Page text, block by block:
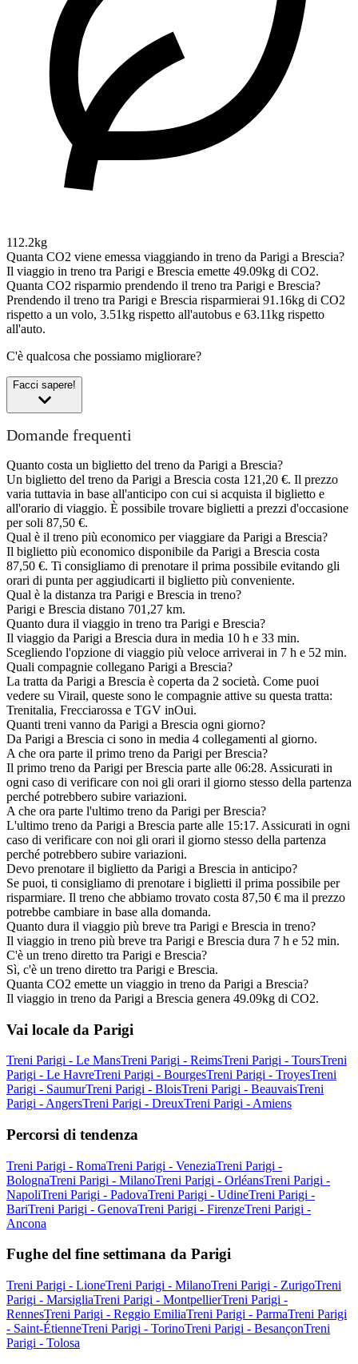
112.2kg
Quanta CO2 viene emessa viaggiando in treno da Parigi a Brescia?
Il viaggio in treno tra Parigi e Brescia emette 49.09kg di CO2.
Quanta CO2 risparmio prendendo il treno tra Parigi e Brescia?
Prendendo il treno tra Parigi e Brescia risparmierai 91.16kg di CO2
rispetto a un volo, 3.51kg rispetto all'autobus e 63.11kg rispetto
all'auto.
C'è qualcosa che possiamo migliorare?
Facci sapere!
Domande frequenti
Quanto costa un biglietto del treno da Parigi a Brescia?
Un biglietto del treno da Parigi a Brescia costa 121,20 €. Il prezzo
varia tuttavia in base all'anticipo con cui si acquista il biglietto e
all'orario di viaggio. È possibile trovare biglietti a prezzi d'occasione
per soli 87,50 €.
Qual è il treno più economico per viaggiare da Parigi a Brescia?
Il biglietto più economico disponibile da Parigi a Brescia costa
87,50 €. Ti consigliamo di prenotare il prima possibile evitando gli
orari di punta per aggiudicarti il biglietto più conveniente.
Qual è la distanza tra Parigi e Brescia in treno?
Parigi e Brescia distano 701,27 km.
Quanto dura il viaggio in treno tra Parigi e Brescia?
Il viaggio da Parigi a Brescia dura in media 10 h e 33 min.
Scegliendo l'opzione di viaggio più veloce arriverai in 7 h e 52 min.
Quali compagnie collegano Parigi a Brescia?
La tratta da Parigi a Brescia è coperta da 2 società. Come puoi
vedere su Virail, queste sono le compagnie attive su questa tratta:
Trenitalia, Frecciarossa e TGV inOui.
Quanti treni vanno da Parigi a Brescia ogni giorno?
Da Parigi a Brescia ci sono in media 4 collegamenti al giorno.
A che ora parte il primo treno da Parigi per Brescia?
Il primo treno da Parigi per Brescia parte alle 06:28. Assicurati in
ogni caso di verificare con noi gli orari il giorno stesso della partenza
perché potrebbero subire variazioni.
A che ora parte l'ultimo treno da Parigi per Brescia?
L'ultimo treno da Parigi a Brescia parte alle 15:17. Assicurati in ogni
caso di verificare con noi gli orari il giorno stesso della partenza
perché potrebbero subire variazioni.
Devo prenotare il biglietto da Parigi a Brescia in anticipo?
Se puoi, ti consigliamo di prenotare i biglietti il prima possibile per
risparmiare. Il treno che abbiamo trovato costa 87,50 € ma il prezzo
potrebbe cambiare in base alla domanda.
Quanto dura il viaggio più breve tra Parigi e Brescia in treno?
Il viaggio in treno più breve tra Parigi e Brescia dura 7 h e 52 min.
C'è un treno diretto tra Parigi e Brescia?
Sì, c'è un treno diretto tra Parigi e Brescia.
Quanta CO2 emette un viaggio in treno da Parigi a Brescia?
Il viaggio in treno da Parigi a Brescia genera 49.09kg di CO2.
Vai locale da Parigi
Treni Parigi - Le MansTreni Parigi - ReimsTreni Parigi - ToursTreni
Parigi - Le HavreTreni Parigi - BourgesTreni Parigi - TroyesTreni
Parigi - SaumurTreni Parigi - BloisTreni Parigi - BeauvaisTreni
Parigi - AngersTreni Parigi - DreuxTreni Parigi - Amiens
Percorsi di tendenza
Treni Parigi - RomaTreni Parigi - VeneziaTreni Parigi -
BolognaTreni Parigi - MilanoTreni Parigi - OrléansTreni Parigi -
NapoliTreni Parigi - PadovaTreni Parigi - UdineTreni Parigi -
BariTreni Parigi - GenovaTreni Parigi - FirenzeTreni Parigi -
Ancona
Fughe del fine settimana da Parigi
Treni Parigi - LioneTreni Parigi - MilanoTreni Parigi - ZurigoTreni
Parigi - MarsigliaTreni Parigi - MontpellierTreni Parigi -
RennesTreni Parigi - Reggio EmiliaTreni Parigi - ParmaTreni Parigi
- Saint-ÉtienneTreni Parigi - TorinoTreni Parigi - BesançonTreni
Parigi - Tolosa